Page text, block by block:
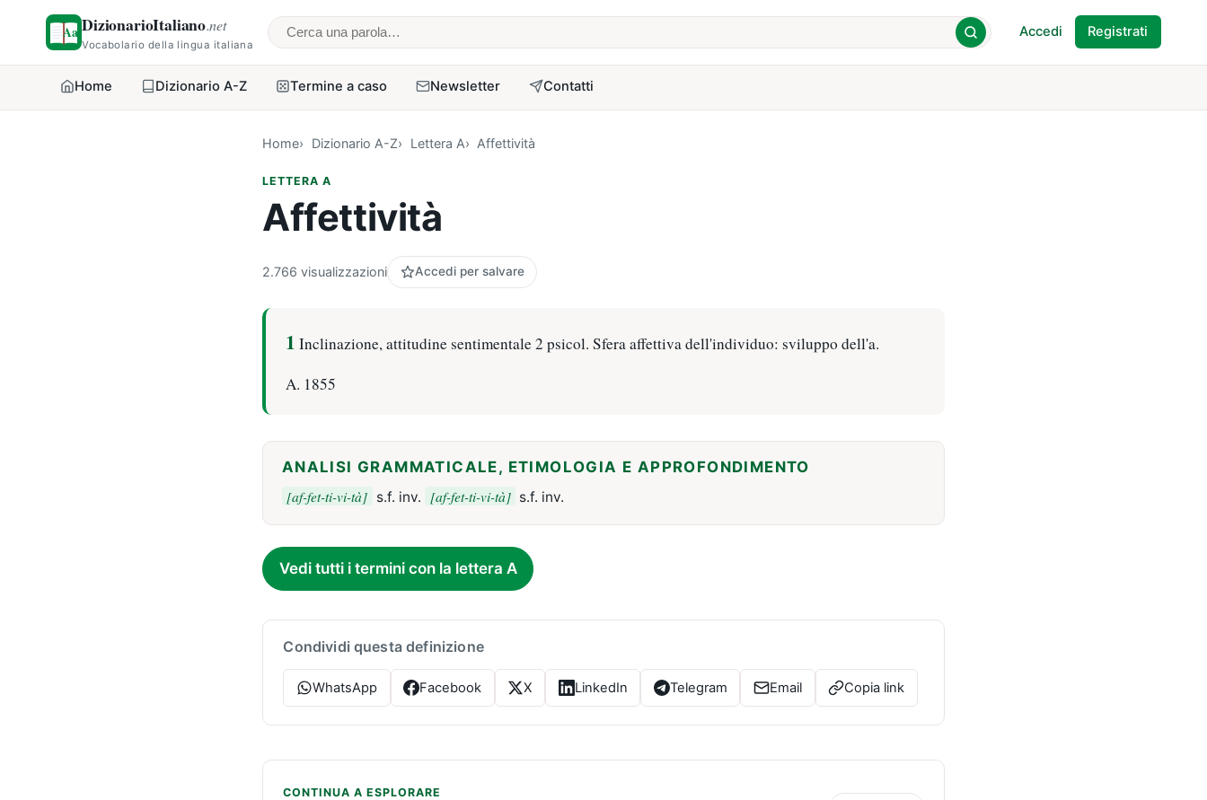
DizionarioItaliano.net
Vocabolario della lingua italiana Cerca una parola
Accedi Registrati
Home Dizionario A-Z Termine a caso Newsletter Contatti
Home Dizionario A-Z Lettera A Affettività
LETTERA A
Affettività
2.766 visualizzazioni Accedi per salvare
1 Inclinazione, attitudine sentimentale 2 psicol. Sfera affettiva dell'individuo: sviluppo dell'a.
A. 1855
ANALISI GRAMMATICALE, ETIMOLOGIA E APPROFONDIMENTO
[af-fet-ti-vi-tà] s.f. inv. [af-fet-ti-vi-tà] s.f. inv.
Vedi tutti i termini con la lettera A
Condividi questa definizione
WhatsApp Facebook X LinkedIn Telegram Email Copia link
CONTINUA A ESPLORARE